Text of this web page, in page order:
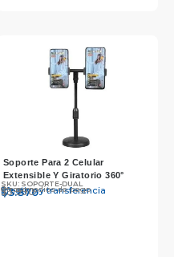
Soporte Para 2 Celular
Extensible Y Giratorio 360°
SKU: SOPORTE-DUAL
$3.870
Efectivo y transferencia
$3.990
Otros medios de pago